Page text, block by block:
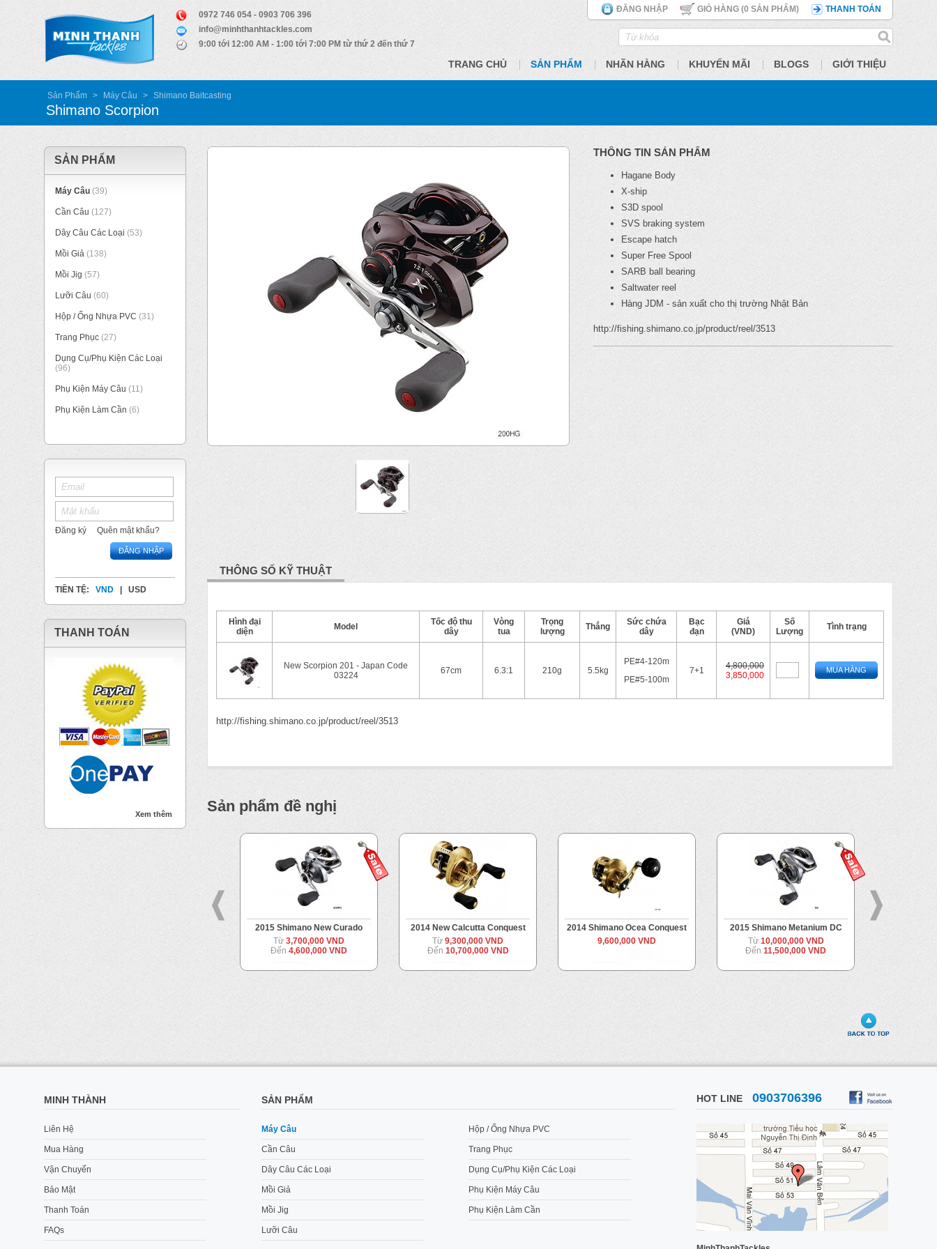
ĐĂNG NHẬP GIỎ HÀNG (0 SẢN PHẨM) THANH TOÁN
0972 746 054 - 0903 706 396
info@minhthanhtackles.com
9:00 tới 12:00 AM - 1:00 tới 7:00 PM từ thứ 2 đến thứ 7
TRANG CHỦ SẢN PHẨM NHÃN HÀNG KHUYẾN MÃI BLOGS GIỚI THIỆU
Sản Phẩm > Máy Câu > Shimano Baitcasting
Shimano Scorpion
SẢN PHẨM
Máy Câu (39)
Cần Câu (127)
Dây Câu Các Loại (53)
Mồi Giả (138)
Mồi Jig (57)
Lưỡi Câu (60)
Hộp / Ống Nhựa PVC (31)
Trang Phục (27)
Dụng Cụ/Phụ Kiện Các Loại
(96)
Phụ Kiện Máy Câu (11)
Phụ Kiện Làm Cần (6)
Đăng ký Quên mật khẩu?
ĐĂNG NHẬP
TIỀN TỆ: VND USD
THANH TOÁN
Xem thêm
THÔNG TIN SẢN PHẨM
Hagane Body
X-ship
S3D spool
SVS braking system
Escape hatch
Super Free Spool
SARB ball bearing
Saltwater reel
Hàng JDM - sản xuất cho thị trường Nhật Bản
http://fishing.shimano.co.jp/product/reel/3513
THÔNG SỐ KỸ THUẬT
Hình đại
diện
Model
Tốc độ thu
dây
Vòng
tua
Trọng
lượng
Thắng
Sức chứa
dây
Bạc
đạn
Giá
(VND)
Số
Lượng
Tình trạng
New Scorpion 201 - Japan Code
03224
67cm 6.3:1 210g 5.5kg
PE#4-120m
PE#5-100m
7+1
4,800,000
3,850,000
MUA HÀNG
http://fishing.shimano.co.jp/product/reel/3513
Sản phẩm đề nghị
2015 Shimano New Curado
Từ 3,700,000 VND
Đến 4,600,000 VND
2014 New Calcutta Conquest
Từ 9,300,000 VND
Đến 10,700,000 VND
2014 Shimano Ocea Conquest
9,600,000 VND
2015 Shimano Metanium DC
Từ 10,000,000 VND
Đến 11,500,000 VND
MINH THÀNH
Liên Hệ
Mua Hàng
Vận Chuyển
Bảo Mật
Thanh Toán
FAQs
SẢN PHẨM
Máy Câu
Cần Câu
Dây Câu Các Loại
Mồi Giả
Mồi Jig
Lưỡi Câu
Hộp / Ống Nhựa PVC
Trang Phục
Dụng Cụ/Phụ Kiện Các Loại
Phụ Kiện Máy Câu
Phụ Kiện Làm Cần
HOT LINE 0903706396